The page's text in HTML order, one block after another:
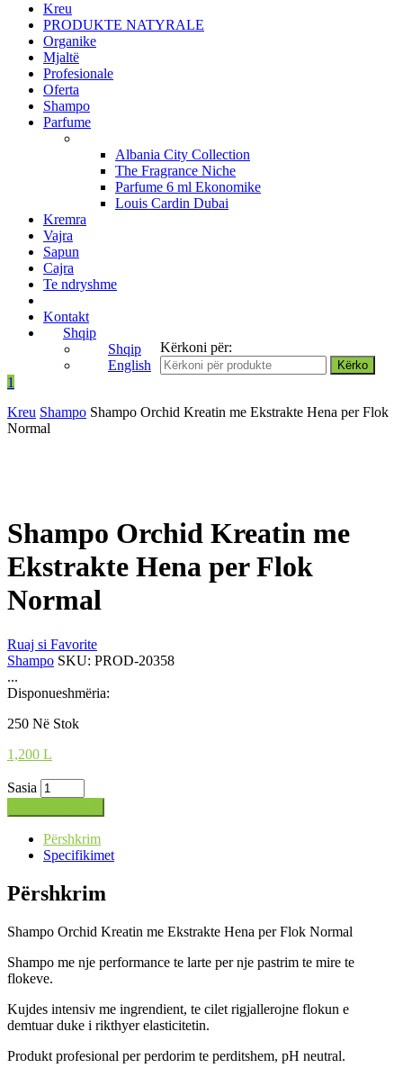
Kreu
PRODUKTE NATYRALE
Organike
Mjaltë
Profesionale
Oferta
Shampo
Parfume
Albania City Collection
The Fragrance Niche
Parfume 6 ml Ekonomike
Louis Cardin Dubai
Kremra
Vajra
Sapun
Cajra
Te ndryshme
Kontakt
Shqip
Shqip
English
Kërkoni për:
1
Kreu Shampo Shampo Orchid Kreatin me Ekstrakte Hena per Flok
Normal
Shampo Orchid Kreatin me
Ekstrakte Hena per Flok
Normal
Ruaj si Favorite
Shampo SKU: PROD-20358
...
Disponueshmëria:
250 Në Stok
1,200 L
Sasia
Përshkrim
Specifikimet
Përshkrim
Shampo Orchid Kreatin me Ekstrakte Hena per Flok Normal
Shampo me nje performance te larte per nje pastrim te mire te
flokeve.
Kujdes intensiv me ingrendient, te cilet rigjallerojne flokun e
demtuar duke i rikthyer elasticitetin.
Produkt profesional per perdorim te perditshem, pH neutral.